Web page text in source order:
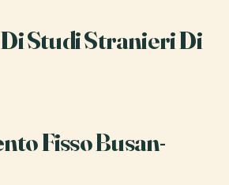
Studi Stranieri Di
Fisso Busan-